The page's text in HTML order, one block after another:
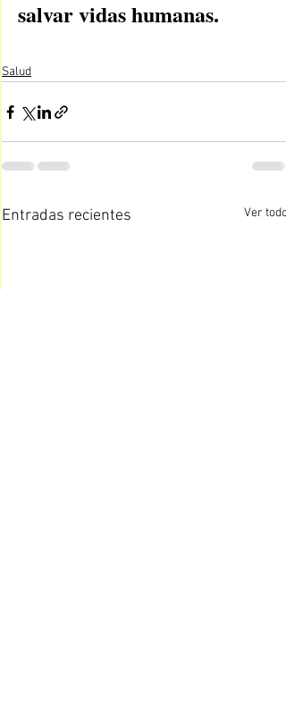
salvar vidas humanas.
Salud
Entradas recientes Ver todo